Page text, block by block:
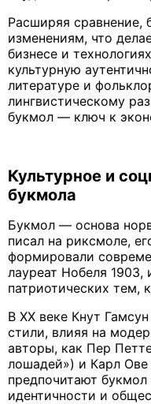
Расширяя сравнение,
изменениям, что
бизнесе и
культурную
литературе и
лингвистическому
букмол — ключ к
Культурное и
букмола
Букмол — основа
писал на риксмоле,
формировали
лауреат Нобеля 1903,
патриотических тем,
В XX веке Кнут
стили, влияя на
авторы, как Пер
лошадей») и Карл
предпочитают
идентичности и